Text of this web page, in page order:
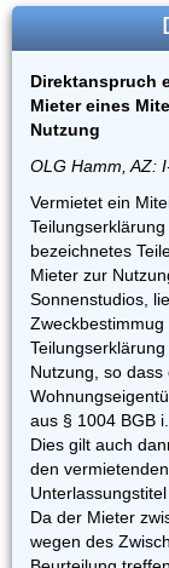
Direktanspruch
Mieter eines
Nutzung
OLG Hamm, AZ:
Vermietet ein
bezeichnetes
Mieter zur
Sonnenstudios,
Zweckbestimmug
Nutzung, so dass
aus § 1004 BGB
Dies gilt auch
den
Unterlassungstitel
Da der Mieter
wegen des